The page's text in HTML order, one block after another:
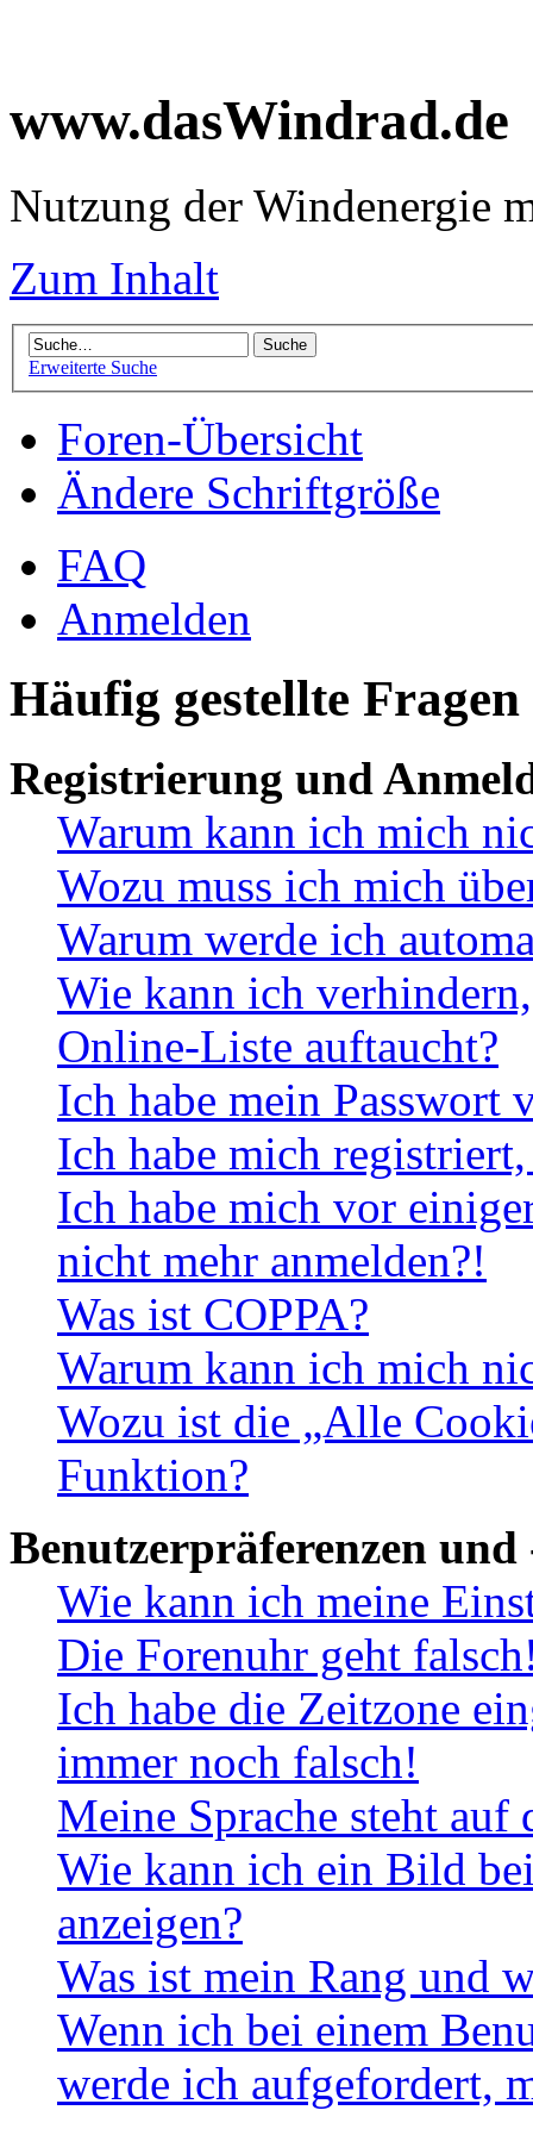
www.dasWindrad.de
Nutzung der Windenergie
Zum Inhalt
Erweiterte Suche
Foren-Übersicht
Ändere Schriftgröße
FAQ
Anmelden
Häufig gestellte Fragen
Registrierung und
Warum kann ich mich
Wozu muss ich mich
Warum werde ich
Wie kann ich
Online-Liste auftaucht?
Ich habe mein Passwort
Ich habe mich
Ich habe mich vor
nicht mehr anmelden?!
Was ist COPPA?
Warum kann ich mich
Wozu ist die „Alle
Funktion?
Benutzerpräferenzen und
Wie kann ich meine
Die Forenuhr geht
Ich habe die Zeitzone
immer noch falsch!
Meine Sprache steht
Wie kann ich ein Bild
anzeigen?
Was ist mein Rang und
Wenn ich bei einem
werde ich aufgefordert,